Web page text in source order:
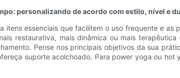
personalizando de acordo com estilo, nível e
itens essenciais que facilitem o uso frequente e
restaurativa, mais dinâmica ou mais
Pense nos principais objetivos da sua
suporte acolchoado. Para power yoga ou